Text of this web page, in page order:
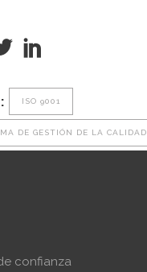
ISO 9001
DE GESTIÓN DE LA CALIDAD
confianza